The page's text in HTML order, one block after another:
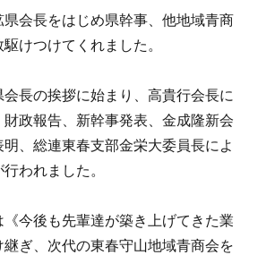
会長をはじめ県幹事、他地域青商
けつけてくれました。
長の挨拶に始まり、高貴行会長に
財政報告、新幹事発表、金成隆新会
、総連東春支部金栄大委員長によ
われました。
今後も先輩達が築き上げてきた業
ぎ、次代の東春守山地域青商会を